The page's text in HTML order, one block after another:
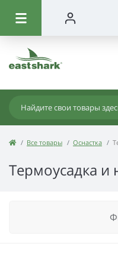
Все товары Оснастка
Термоусадка и